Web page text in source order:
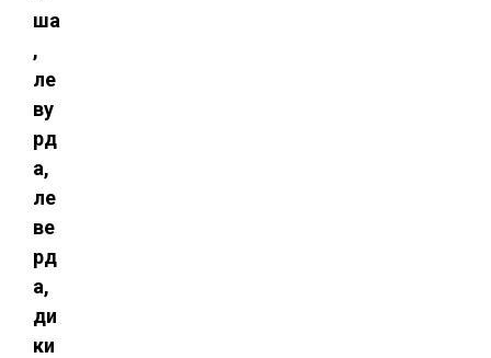
ша
,
ле
ву
рд
а,
ле
ве
рд
а,
ди
ки